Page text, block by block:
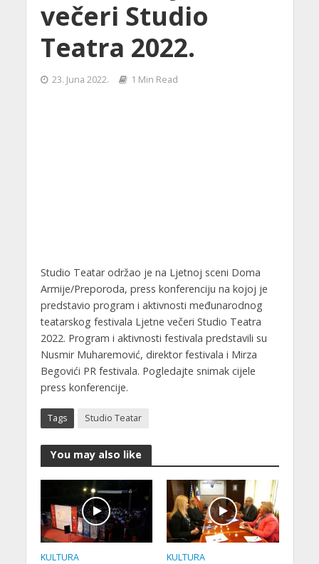
večeri Studio
Teatra 2022.
23. Juna 2022. 1 Min Read
Studio Teatar održao je na Ljetnoj sceni Doma
Armije/Preporoda, press konferenciju na kojoj je
predstavio program i aktivnosti međunarodnog
teatarskog festivala Ljetne večeri Studio Teatra
2022. Program i aktivnosti festivala predstavili su
Nusmir Muharemović, direktor festivala i Mirza
Begovići PR festivala. Pogledajte snimak cijele
press konferencije.
Tags Studio Teatar
You may also like
KULTURA KULTURA